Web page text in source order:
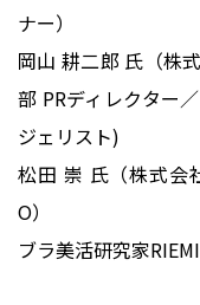
ナー）
岡山 耕二郎 氏（株
部 PRディレクター
ジェリスト)
松田 崇 氏（株式会
O）
ブラ美活研究家